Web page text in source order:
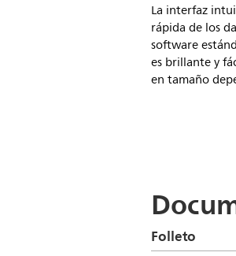
La interfaz
rápida de los
software
es brillante y
en tamaño
Folleto